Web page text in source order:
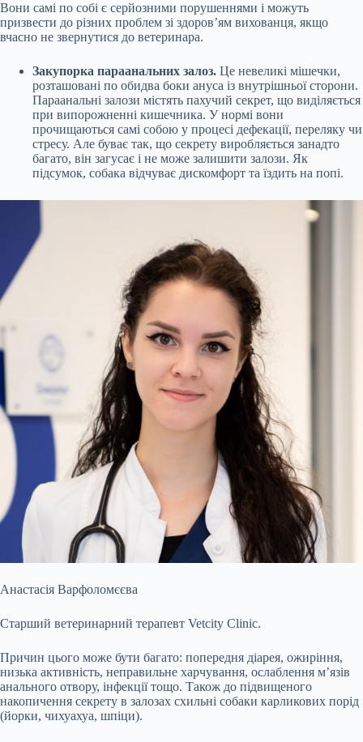
Вони самі по собі є серйозними порушеннями і можуть
призвести до різних проблем зі здоров’ям вихованця, якщо
вчасно не звернутися до ветеринара.
Закупорка параанальних залоз. Це невеликі мішечки,
розташовані по обидва боки ануса із внутрішньої сторони.
Параанальні залози містять пахучий секрет, що виділяється
при випорожненні кишечника. У нормі вони
прочищаються самі собою у процесі дефекації, переляку чи
стресу. Але буває так, що секрету виробляється занадто
багато, він загусає і не може залишити залози. Як
підсумок, собака відчуває дискомфорт та їздить на попі.
Анастасія Варфоломєєва
Старший ветеринарний терапевт Vetcity Clinic.
Причин цього може бути багато: попередня діарея, ожиріння,
низька активність, неправильне харчування, ослаблення м’язів
анального отвору, інфекції тощо. Також до підвищеного
накопичення секрету в залозах схильні собаки карликових порід
(йорки, чихуахуа, шпіци).